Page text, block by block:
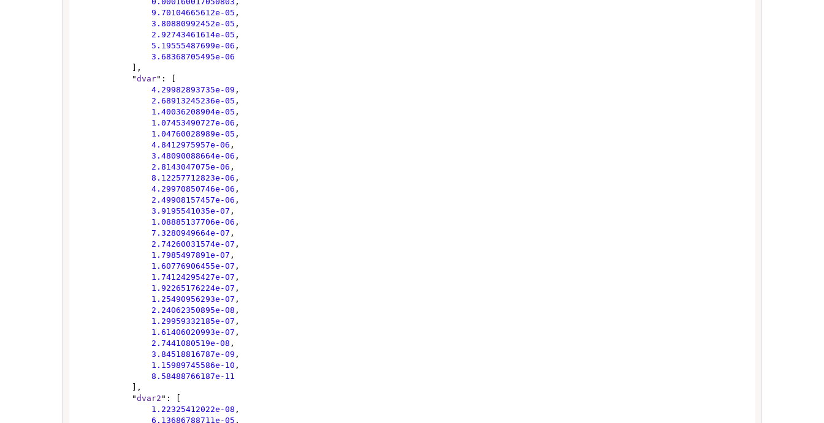
9.70104665612e-05 ,
3.80880992452e-05 ,
2.92743461614e-05 ,
5.19555487699e-06 ,
3.68368705495e-06
            "
dvar": [
4.29982893735e-09 ,
2.68913245236e-05 ,
1.40036208904e-05 ,
1.07453490727e-06 ,
1.04760028989e-05 ,
4.8412975957e-06 ,
3.48090088664e-06 ,
2.8143047075e-06 ,
8.12257712823e-06 ,
4.29970850746e-06 ,
2.49908157457e-06 ,
3.9195541035e-07 ,
1.08885137706e-06 ,
7.3280949664e-07 ,
2.74260031574e-07 ,
1.7985497891e-07 ,
1.60776906455e-07 ,
1.74124295427e-07 ,
1.92265176224e-07 ,
1.25490956293e-07 ,
2.24062350895e-08 ,
1.29959332185e-07 ,
1.61406020993e-07 ,
2.7441080519e-08 ,
3.84518816787e-09 ,
1.15989745586e-10 ,
8.58488766187e-11
            "
dvar2 ": [
1.22325412022e-08 ,
6.13686788711e-05 ,